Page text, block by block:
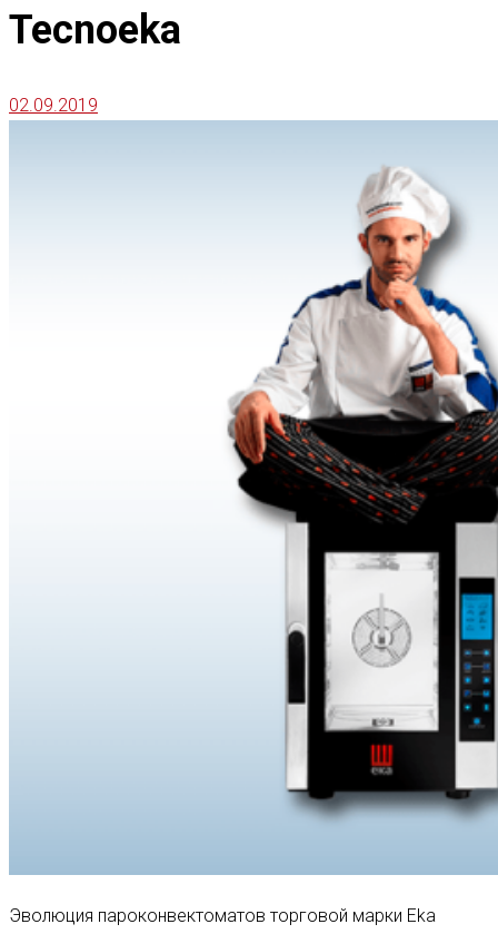
Tecnoeka
02.09.2019
Эволюция пароконвектоматов торговой марки Eka